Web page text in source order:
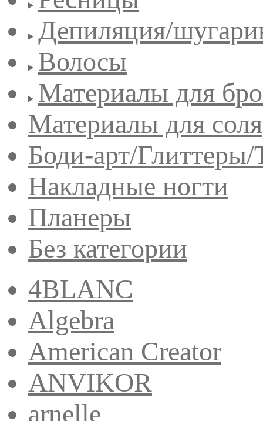
Депиляция/
Волосы
Материалы для
Материалы для
Боди-арт/
Накладные ногти
Планеры
Без категории
4BLANC
Algebra
American Creator
ANVIKOR
arnelle